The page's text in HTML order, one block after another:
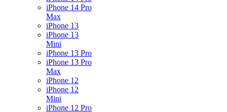
iPhone 14 Pro
Max
iPhone 13
iPhone 13
Mini
iPhone 13 Pro
iPhone 13 Pro
Max
iPhone 12
iPhone 12
Mini
iPhone 12 Pro